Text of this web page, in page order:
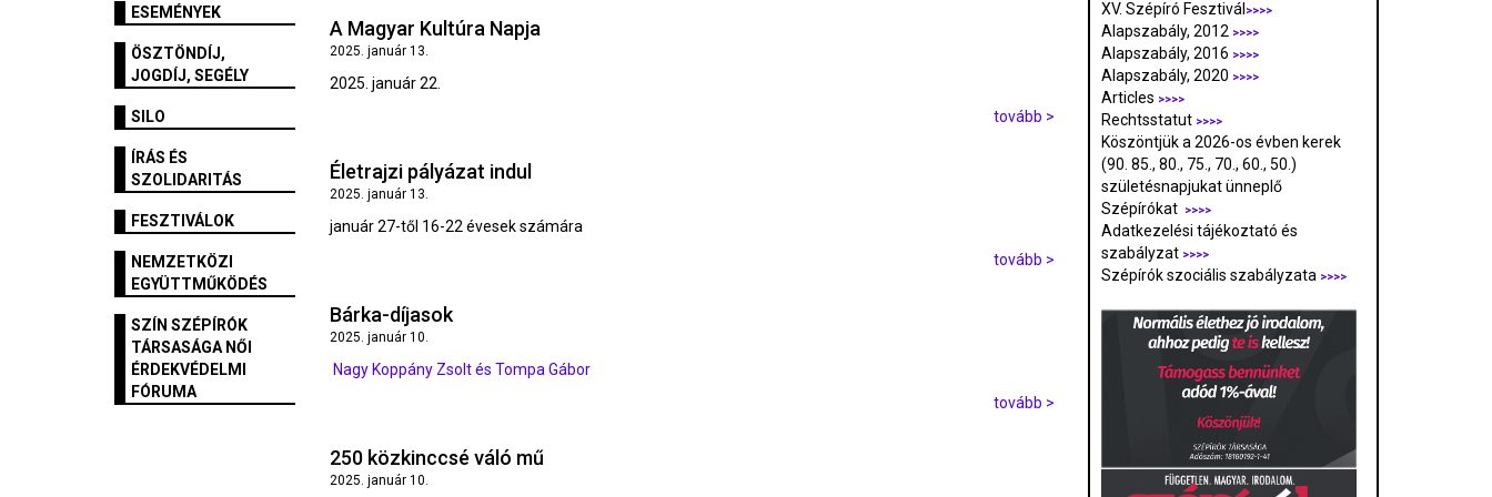
ESEMÉNYEK
ÖSZTÖNDÍJ,
JOGDÍJ, SEGÉLY
SILO
ÍRÁS ÉS
SZOLIDARITÁS
FESZTIVÁLOK
NEMZETKÖZI
EGYÜTTMŰKÖDÉS
SZÍN SZÉPÍRÓK
TÁRSASÁGA NŐI
ÉRDEKVÉDELMI
FÓRUMA
A Magyar Kultúra Napja
2025. január 13.
2025. január 22.
tovább >
Életrajzi pályázat indul
2025. január 13.
január 27-től 16-22 évesek számára
tovább >
Bárka-díjasok
2025. január 10.
Nagy Koppány Zsolt és Tompa Gábor
tovább >
250 közkinccsé váló mű
2025. január 10.
XV. Szépíró Fesztivál >>>>
Alapszabály, 2012 >>>>
Alapszabály, 2016 >>>>
Alapszabály, 2020 >>>>
Articles >>>>
Rechtsstatut >>>>
Köszöntjük a 2026-os évben kerek
(90. 85., 80., 75., 70., 60., 50.)
születésnapjukat ünneplő
Szépírókat
>>>>
Adatkezelési tájékoztató és
szabályzat >>>>
Szépírók szociális szabályzata >>>>